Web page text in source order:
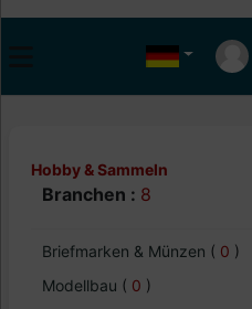
Hobby & Sammeln
Branchen : 8
Briefmarken & Münzen ( 0 )
Modellbau ( 0 )